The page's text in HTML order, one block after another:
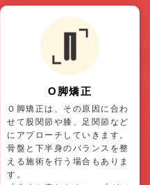
O脚矯正
Ｏ脚矯正は、その原因に合わ
せて股関節や膝、足関節など
にアプローチしていきます。
骨盤と下半身のバランスを整
える施術を行う場合もありま
す。